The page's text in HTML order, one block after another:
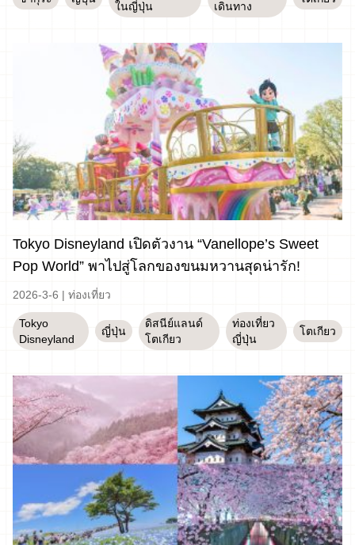
ในญี่ปุ่น เดินทาง
Tokyo Disneyland เปิดตัวงาน “Vanellope’s Sweet
Pop World” พาไปสู่โลกของขนมหวานสุดน่ารัก!
2026-3-6 | ท่องเที่ยว
Tokyo
Disneyland
ญี่ปุ่น
ดิสนีย์แลนด์
โตเกียว
ท่องเที่ยว
ญี่ปุ่น
โตเกียว